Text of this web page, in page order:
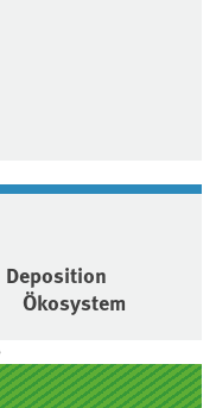
Deposition
Ökosystem